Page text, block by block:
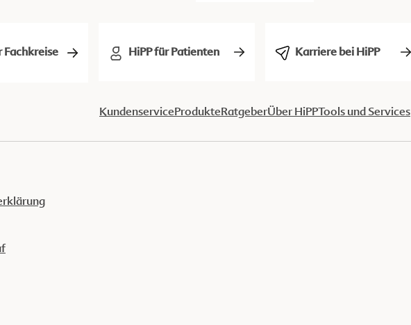
Fachkreise HiPP für Patienten Karriere bei HiPP
KundenserviceProdukteRatgeberÜber HiPPTools und Services